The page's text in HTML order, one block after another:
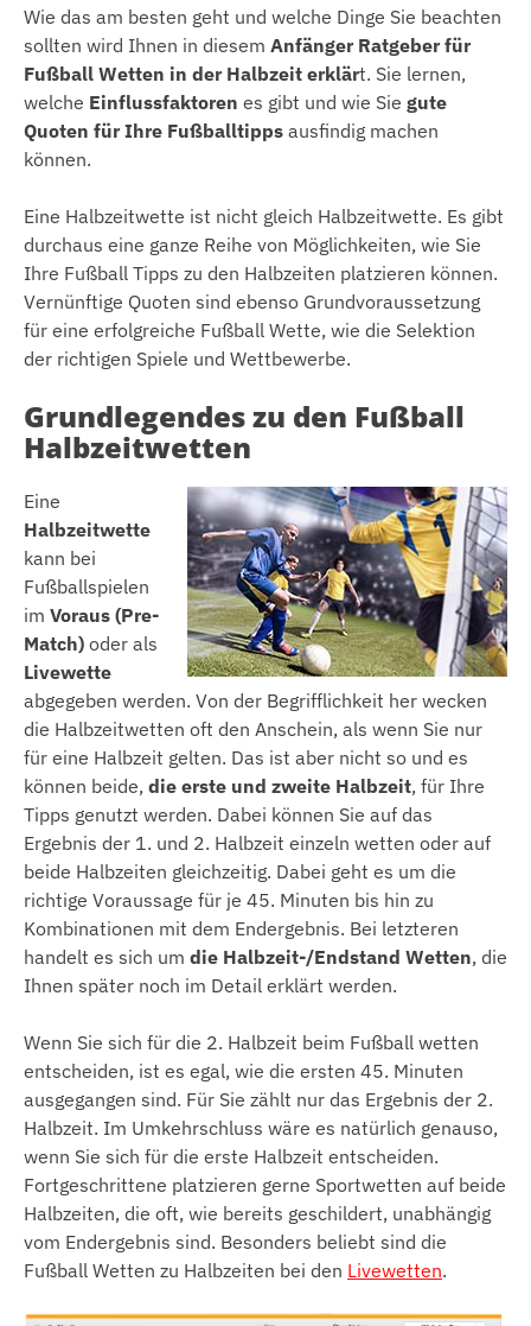
Wie das am besten geht und welche Dinge Sie beachten
sollten wird Ihnen in diesem Anfänger Ratgeber für
Fußball Wetten in der Halbzeit erklärt. Sie lernen,
welche Einflussfaktoren es gibt und wie Sie gute
Quoten für Ihre Fußballtipps ausfindig machen
können.
Eine Halbzeitwette ist nicht gleich Halbzeitwette. Es gibt
durchaus eine ganze Reihe von Möglichkeiten, wie Sie
Ihre Fußball Tipps zu den Halbzeiten platzieren können.
Vernünftige Quoten sind ebenso Grundvoraussetzung
für eine erfolgreiche Fußball Wette, wie die Selektion
der richtigen Spiele und Wettbewerbe.
Grundlegendes zu den Fußball
Halbzeitwetten
Eine
Halbzeitwette
kann bei
Fußballspielen
im Voraus (Pre-
Match) oder als
Livewette
abgegeben werden. Von der Begrifflichkeit her wecken
die Halbzeitwetten oft den Anschein, als wenn Sie nur
für eine Halbzeit gelten. Das ist aber nicht so und es
können beide, die erste und zweite Halbzeit, für Ihre
Tipps genutzt werden. Dabei können Sie auf das
Ergebnis der 1. und 2. Halbzeit einzeln wetten oder auf
beide Halbzeiten gleichzeitig. Dabei geht es um die
richtige Voraussage für je 45. Minuten bis hin zu
Kombinationen mit dem Endergebnis. Bei letzteren
handelt es sich um die Halbzeit-/Endstand Wetten, die
Ihnen später noch im Detail erklärt werden.
Wenn Sie sich für die 2. Halbzeit beim Fußball wetten
entscheiden, ist es egal, wie die ersten 45. Minuten
ausgegangen sind. Für Sie zählt nur das Ergebnis der 2.
Halbzeit. Im Umkehrschluss wäre es natürlich genauso,
wenn Sie sich für die erste Halbzeit entscheiden.
Fortgeschrittene platzieren gerne Sportwetten auf beide
Halbzeiten, die oft, wie bereits geschildert, unabhängig
vom Endergebnis sind. Besonders beliebt sind die
Fußball Wetten zu Halbzeiten bei den Livewetten.